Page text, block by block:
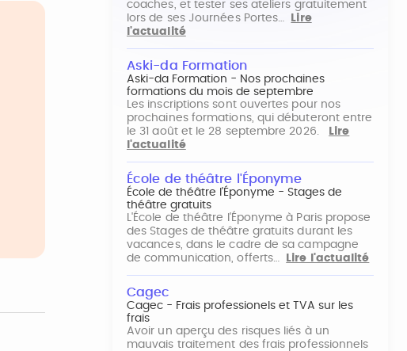
coaches, et tester ses ateliers gratuitement
lors de ses Journées Portes…
Lire
l'actualité
Aski-da Formation
Aski-da Formation - Nos prochaines
formations du mois de septembre
Les inscriptions sont ouvertes pour nos
prochaines formations, qui débuteront entre
le 31 août et le 28 septembre 2026.
Lire
l'actualité
École de théâtre l'Éponyme
École de théâtre l'Éponyme - Stages de
théâtre gratuits
L'École de théâtre l'Éponyme à Paris propose
des Stages de théâtre gratuits durant les
vacances, dans le cadre de sa campagne
de communication, offerts…
Lire l'actualité
Cagec
Cagec - Frais professionels et TVA sur les
frais
Avoir un aperçu des risques liés à un
mauvais traitement des frais professionnels